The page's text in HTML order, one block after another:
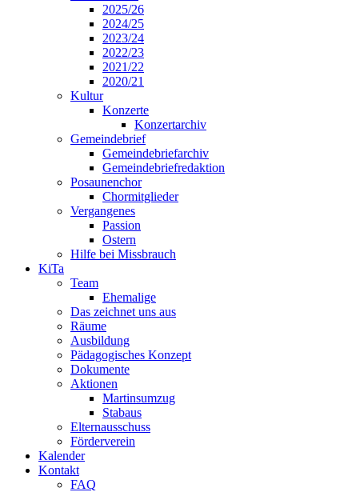
2025/26
2024/25
2023/24
2022/23
2021/22
2020/21
Kultur
Konzerte
Konzertarchiv
Gemeindebrief
Gemeindebriefarchiv
Gemeindebriefredaktion
Posaunenchor
Chormitglieder
Vergangenes
Passion
Ostern
Hilfe bei Missbrauch
KiTa
Team
Ehemalige
Das zeichnet uns aus
Räume
Ausbildung
Pädagogisches Konzept
Dokumente
Aktionen
Martinsumzug
Stabaus
Elternausschuss
Förderverein
Kalender
Kontakt
FAQ